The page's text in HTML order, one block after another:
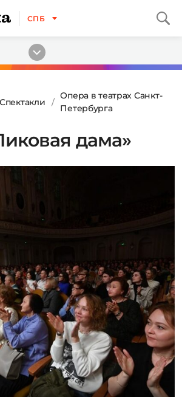
СПБ
Спектакли
Опера в театрах Санкт-
Петербурга
дама»